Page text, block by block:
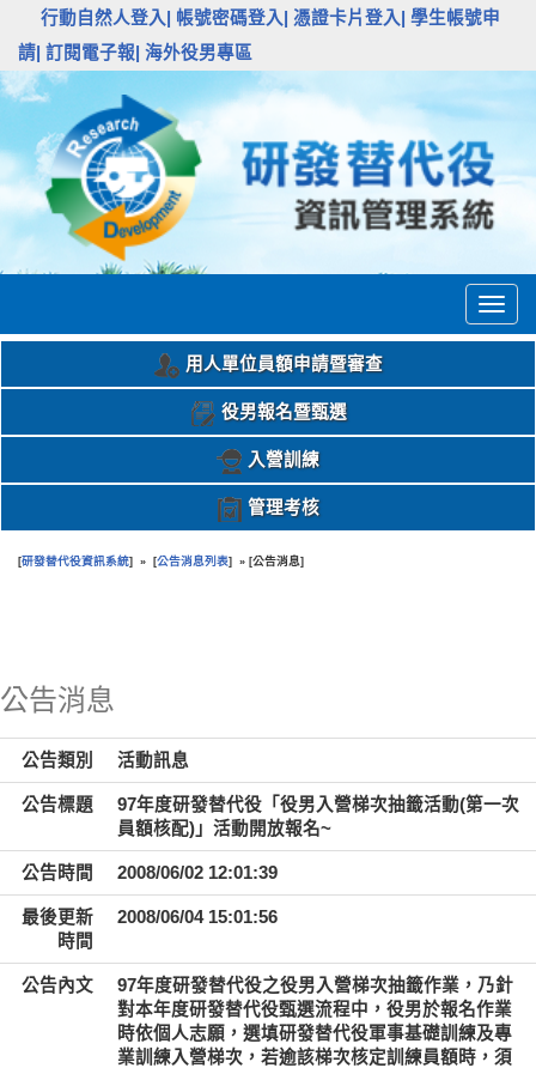
行動自然人登入| 帳號密碼登入| 憑證卡片登入|
學生帳號申
請| 訂閱電子報| 海外役男專區
用人單位員額申請暨審查
役男報名暨甄選
入營訓練
管理考核
[研發替代役資訊系統] » [公告消息列表] » [公告消息]
公告消息
公告類別 活動訊息
公告標題
97年度研發替代役「役男入營梯次抽籤活動(第一次
員額核配)」活動開放報名~
公告時間 2008/06/02 12:01:39
最後更新
時間
2008/06/04 15:01:56
公告內文
97年度研發替代役之役男入營梯次抽籤作業，乃針
對本年度研發替代役甄選流程中，役男於報名作業
時依個人志願，選填研發替代役軍事基礎訓練及專
業訓練入營梯次，若逾該梯次核定訓練員額時，須